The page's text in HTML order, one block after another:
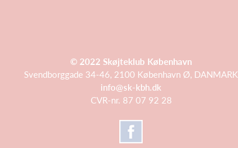
© 2022 Skøjteklub København
Svendborggade 34-46, 2100 København Ø, DANMARK
info@sk-kbh.dk
CVR-nr. 87 07 92 28